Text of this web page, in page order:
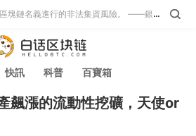
名義進行的非法集資風險。 ——銀保監會等五部門
快訊 科普 百寶箱
飆漲的流動性挖礦，天使or